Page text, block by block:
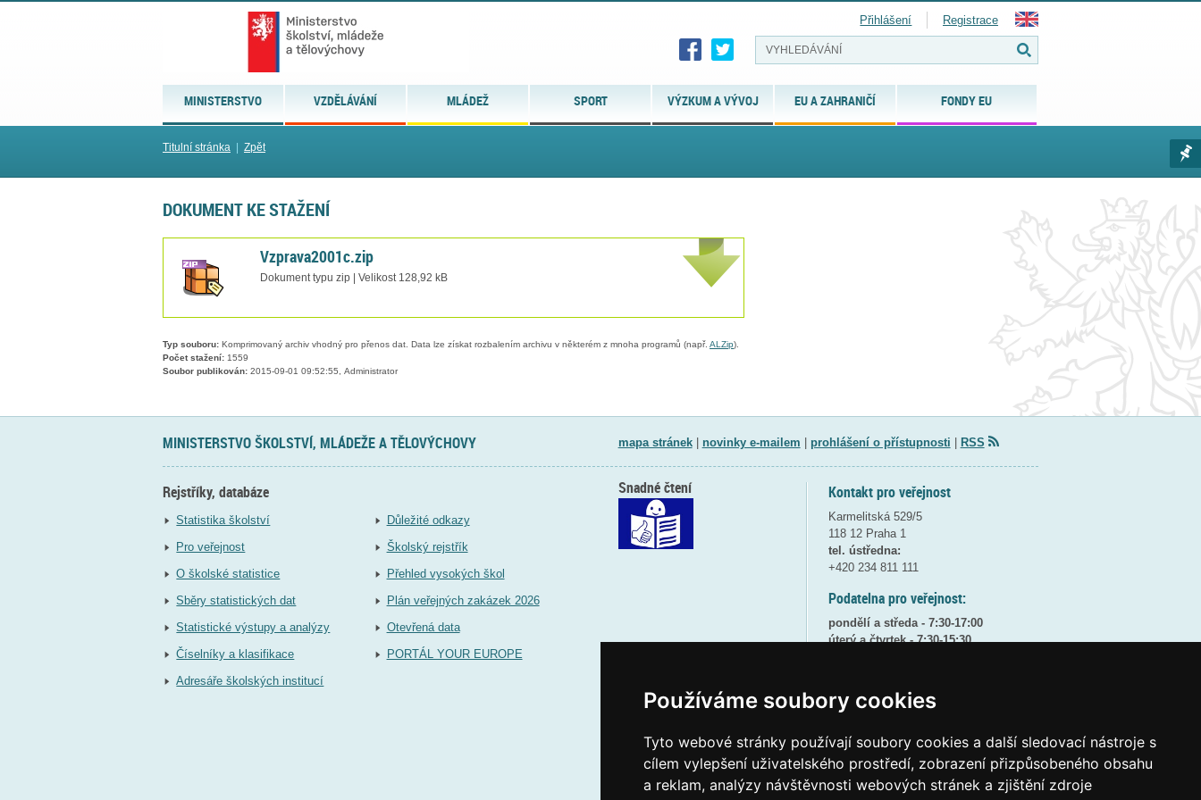
Používáme soubory cookies
Tyto webové stránky používají soubory cookies a další sledovací nástroje s
cílem vylepšení uživatelského prostředí, zobrazení přizpůsobeného obsahu
a reklam, analýzy návštěvnosti webových stránek a zjištění zdroje
MINISTERSTVO VZDĚLÁVÁNÍ MLÁDEŽ SPORT VÝZKUM A VÝVOJ EU A ZAHRANIČÍ FONDY EU
Přihlášení Registrace
Titulní stránka Zpět
DOKUMENT KE STAŽENÍ
Vzprava2001c.zip
Dokument typu zip | Velikost 128,92 kB
Typ souboru: Komprimovaný archiv vhodný pro přenos dat. Data lze získat rozbalením archivu v některém z mnoha programů (např. ALZip).
Počet stažení: 1559
Soubor publikován: 2015-09-01 09:52:55, Administrator
MINISTERSTVO ŠKOLSTVÍ, MLÁDEŽE A TĚLOVÝCHOVY mapa stránek| novinky e-mailem prohlášení o přístupnosti RSS
Rejstříky, databáze
Statistika školství
Pro veřejnost
O školské statistice
Sběry statistických dat
Statistické výstupy a analýzy
Číselníky a klasifikace
Adresáře školských institucí
Důležité odkazy
Školský rejstřík
Přehled vysokých škol
Plán veřejných zakázek 2026
Otevřená data
PORTÁL YOUR EUROPE
Kontakt pro veřejnost
Karmelitská 529/5
118 12 Praha 1
tel. ústředna:
+420 234 811 111
Podatelna pro veřejnost:
pondělí a středa - 7:30-17:00
úterý a čtvrtek - 7:30-15:30
8:30 - 9:30 - bezpečnostní přestávka
(více informacíZDE)
Elektronická podatelna:
posta@msmtgov cz
ID datové schránky:vidaawt
Snadné čtení